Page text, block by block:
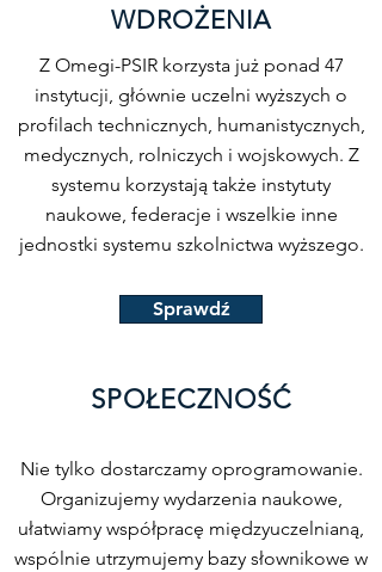
WDROŻENIA
Z Omegi-PSIR korzysta już ponad 47
instytucji, głównie uczelni wyższych o
profilach technicznych, humanistycznych,
medycznych, rolniczych i wojskowych. Z
systemu korzystają także instytuty
naukowe, federacje i wszelkie inne
jednostki systemu szkolnictwa wyższego.
Sprawdź
SPOŁECZNOŚĆ
Nie tylko dostarczamy oprogramowanie.
Organizujemy wydarzenia naukowe,
ułatwiamy współpracę międzyuczelnianą,
wspólnie utrzymujemy bazy słownikowe w